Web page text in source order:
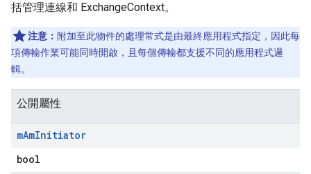
括管理連線和 ExchangeContext。
注意： 附加至此物件的處理常式是由最終應用程式指定，因此每
項傳輸作業可能同時開啟，且每個傳輸都支援不同的應用程式邏
輯。
公開屬性
mAmInitiator
bool